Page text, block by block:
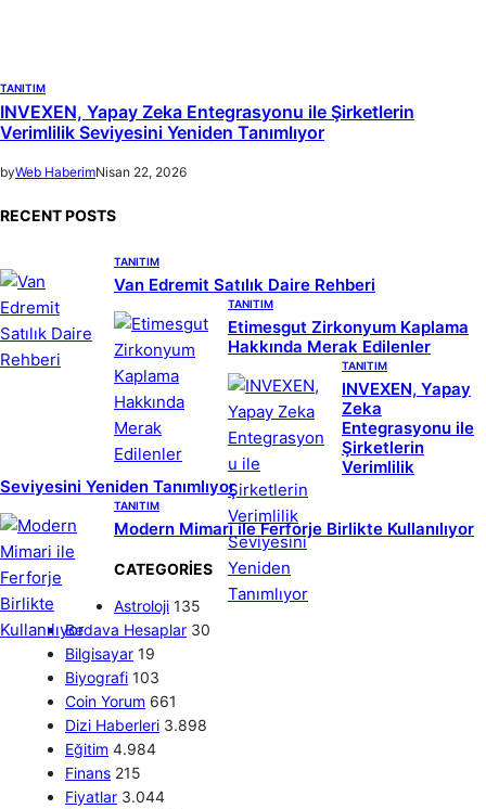
TANITIM
INVEXEN, Yapay Zeka Entegrasyonu ile Şirketlerin
Verimlilik Seviyesini Yeniden Tanımlıyor
byWeb HaberimNisan 22, 2026
RECENT POSTS
TANITIM
Van Edremit Satılık Daire Rehberi
TANITIM
Etimesgut Zirkonyum Kaplama
Hakkında Merak Edilenler
TANITIM
INVEXEN, Yapay
Zeka
Entegrasyonu ile
Şirketlerin
Verimlilik
Seviyesini Yeniden Tanımlıyor
TANITIM
Modern Mimari ile Ferforje Birlikte Kullanılıyor
CATEGORIES
Astroloji 135
Bedava Hesaplar 30
Bilgisayar 19
Biyografi 103
Coin Yorum 661
Dizi Haberleri 3.898
Eğitim 4.984
Finans 215
Fiyatlar 3.044